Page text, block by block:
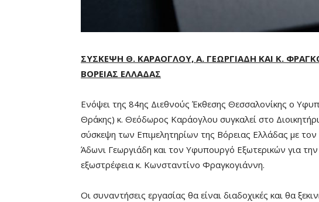
ΣΥΣΚΕΨΗ Θ. ΚΑΡΑΟΓΛΟΥ, Α. ΓΕΩΡΓΙΑΔΗ ΚΑΙ Κ.
ΒΟΡΕΙΑΣ ΕΛΛΑΔΑΣ
Ενόψει της 84ης Διεθνούς Έκθεσης Θεσσαλονίκης ο
Θράκης) κ. Θεόδωρος Καράογλου συγκαλεί στο
σύσκεψη των Επιμελητηρίων της Βόρειας Ελλάδας με
Άδωνι Γεωργιάδη και τον Υφυπουργό Εξωτερικών για την
εξωστρέφεια κ. Κωνσταντίνο Φραγκογιάννη.
Οι συναντήσεις εργασίας θα είναι διαδοχικές και θα